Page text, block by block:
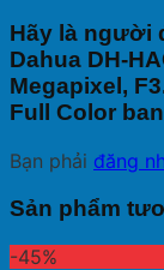
Hãy là người
Dahua DH-
Megapixel,
Full Color
Bạn phải đăng
Sản phẩm
-45%